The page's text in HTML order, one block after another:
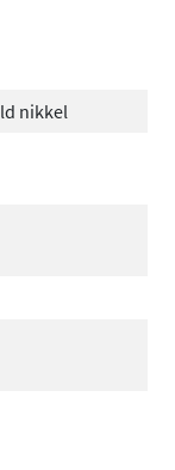
en koud
de
match met
of
standen
nikkel